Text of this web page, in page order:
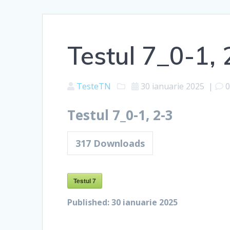
Testul 7_0-1,
TesteTN 30 ianuarie 2025 | 0
Testul 7_0-1, 2-3
317 Downloads
Testul 7
Published:30 ianuarie 2025